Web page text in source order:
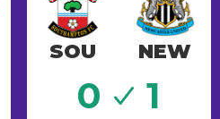
SOU NEW
0 1